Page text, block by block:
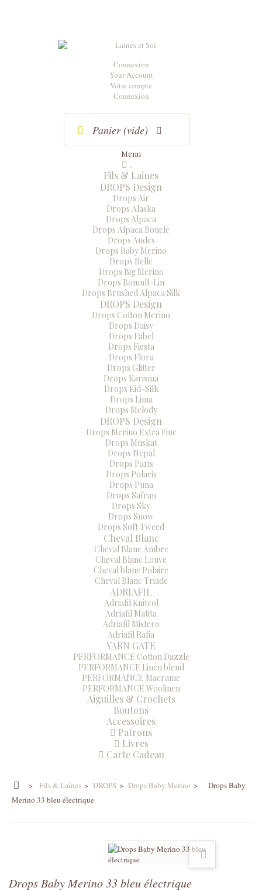
Connexion
Your Account
Votre compte
Connexion
Panier (vide)
Menu
.
Fils & Laines
DROPS Design
Drops Air
Drops Alaska
Drops Alpaca
Drops Alpaca Bouclé
Drops Andes
Drops Baby Merino
Drops Belle
Drops Big Merino
Drops Bomull-Lin
Drops Brushed Alpaca Silk
DROPS Design
Drops Cotton Merino
Drops Daisy
Drops Fabel
Drops Fiesta
Drops Flora
Drops Glitter
Drops Karisma
Drops Kid-Silk
Drops Lima
Drops Melody
DROPS Design
Drops Merino Extra Fine
Drops Muskat
Drops Nepal
Drops Paris
Drops Polaris
Drops Puna
Drops Safran
Drops Sky
Drops Snow
Drops Soft Tweed
Cheval Blanc
Cheval Blanc Ambre
Cheval Blanc Louve
Cheval blanc Polaire
Cheval Blanc Triade
ADRIAFIL
Adriafil Knitcol
Adriafil Matita
Adriafil Mistero
Adriafil Rafia
YARN GATE
PERFORMANCE Cotton Dazzle
PERFORMANCE Linen blend
PERFORMANCE Macrame
PERFORMANCE Woolinen
Aiguilles & Crochets
Boutons
Accessoires
Patrons
Livres
Carte Cadeau
> Fils & Laines > DROPS > Drops Baby Merino >
Drops Baby
Merino 33 bleu électrique
Drops Baby Merino 33 bleu électrique